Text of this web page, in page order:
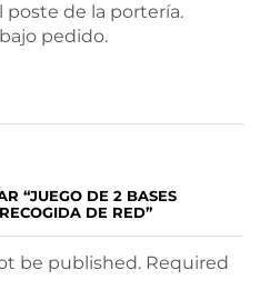
poste de la portería.
pedido.
“JUEGO DE 2 BASES
DE RED”
be published. Required